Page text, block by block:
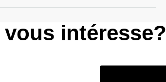
vous intéresse?